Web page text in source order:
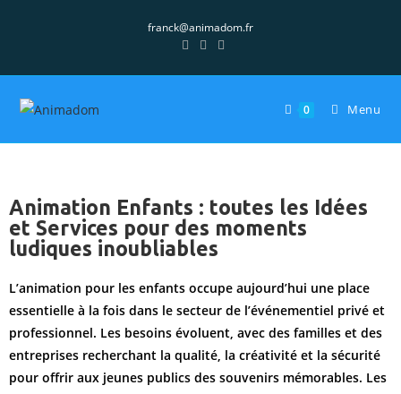
franck@animadom.fr
0 Menu
Animation Enfants : toutes les Idées
et Services pour des moments
ludiques inoubliables
L’animation pour les enfants occupe aujourd’hui une place
essentielle à la fois dans le secteur de l’événementiel privé et
professionnel. Les besoins évoluent, avec des familles et des
entreprises recherchant la qualité, la créativité et la sécurité
pour offrir aux jeunes publics des souvenirs mémorables. Les